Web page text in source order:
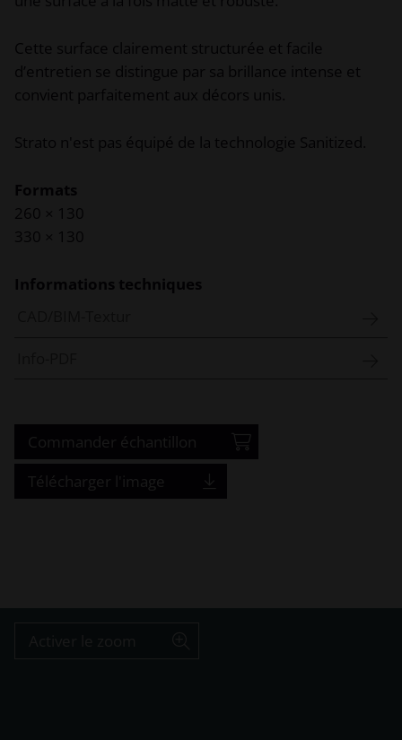
Cette surface clairement structurée et facile
d’entretien se distingue par sa brillance intense et
convient parfaitement aux décors unis.
Strato n'est pas équipé de la technologie Sanitized.
Formats
260 × 130
330 × 130
Informations techniques
Commander échantillon
Télécharger l'image